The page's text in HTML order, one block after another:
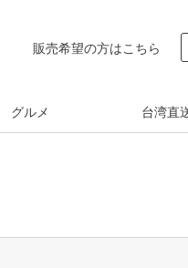
販売希望の方はこちら
グルメ 台湾直